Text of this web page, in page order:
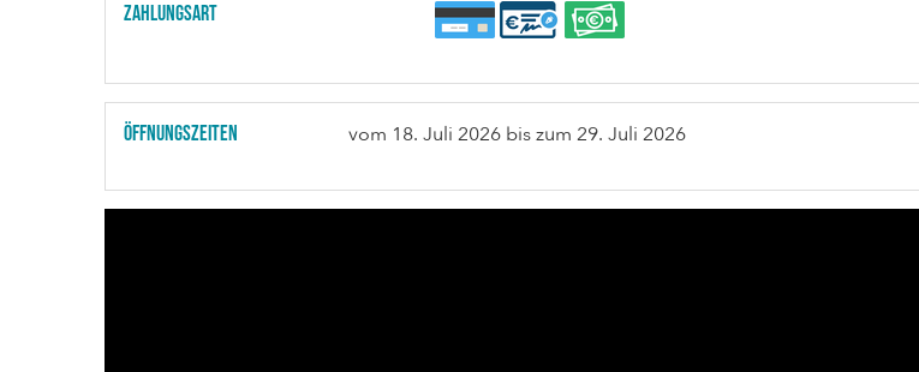
Zahlungsart
Öffnungszeiten vom 18. Juli 2026 bis zum 29. Juli 2026